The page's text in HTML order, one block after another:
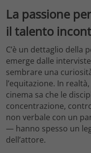
La passione
il talento
C’è un dettaglio della
emerge dalle
sembrare una
l’equitazione. In
cinema sa che le
concentrazione,
non verbale con un
— hanno spesso un
dell’attore.